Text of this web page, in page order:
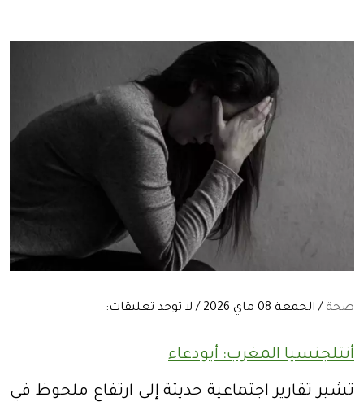
صحة / الجمعة 08 ماي 2026 / لا توجد تعليقات:
أنتلجنسيا المغرب: أبودعاء
تشير تقارير اجتماعية حديثة إلى ارتفاع ملحوظ في